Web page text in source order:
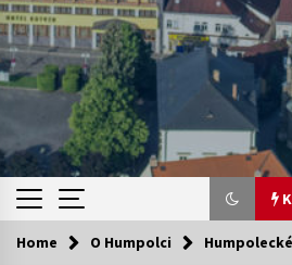
Kam za kulturou?
Home O Humpolci